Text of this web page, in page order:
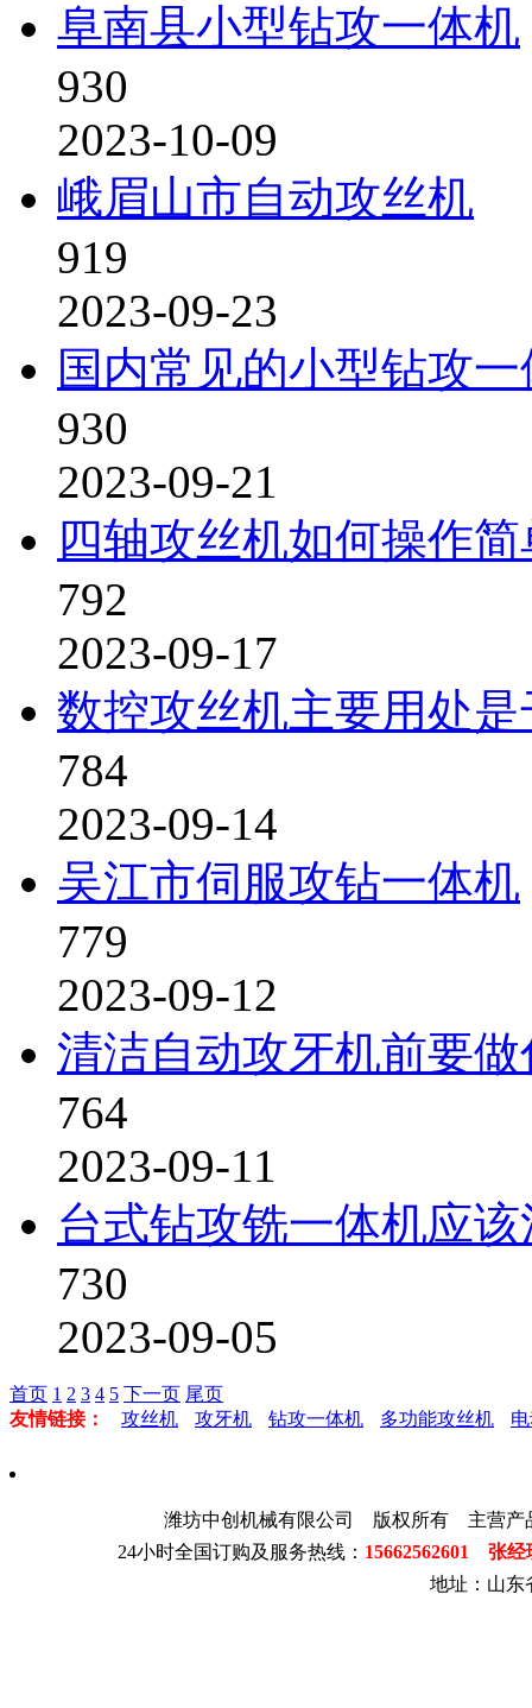
阜南县小型钻攻一体机
930
2023-10-09
峨眉山市自动攻丝机
919
2023-09-23
国内常见的小型钻攻
930
2023-09-21
四轴攻丝机如何操作
792
2023-09-17
数控攻丝机主要用处
784
2023-09-14
吴江市伺服攻钻一体机
779
2023-09-12
清洁自动攻牙机前要做
764
2023-09-11
台式钻攻铣一体机应
730
2023-09-05
首页 1 2 3 4 5 下一页 尾页
友情链接：
攻丝机 攻牙机 钻攻一体机 多功能攻丝机
潍坊中创机械有限公司 版权所有 主营产
24小时全国订购及服务热线： 15662562601 张
地址：山东